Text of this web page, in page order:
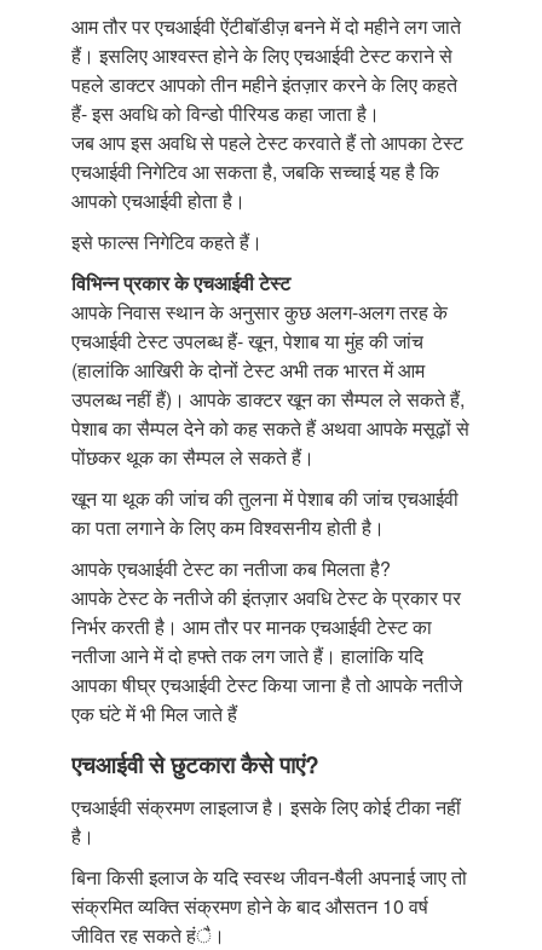
आम तौर पर एचआईवी ऐंटीबॉडीज़ बनने में दो महीने लग जाते
हैं। इसलिए आश्वस्त होने के लिए एचआईवी टेस्ट कराने से
पहले डाक्टर आपको तीन महीने इंतज़ार करने के लिए कहते
हैं- इस अवधि को विन्डो पीरियड कहा जाता है।
जब आप इस अवधि से पहले टेस्ट करवाते हैं तो आपका टेस्ट
एचआईवी निगेटिव आ सकता है, जबकि सच्चाई यह है कि
आपको एचआईवी होता है।
इसे फाल्स निगेटिव कहते हैं।
विभिन्न प्रकार के एचआईवी टेस्ट
आपके निवास स्थान के अनुसार कुछ अलग-अलग तरह के
एचआईवी टेस्ट उपलब्ध हैं- खून, पेशाब या मुंह की जांच
(हालांकि आखिरी के दोनों टेस्ट अभी तक भारत में आम
उपलब्ध नहीं हैं)। आपके डाक्टर खून का सैम्पल ले सकते हैं,
पेशाब का सैम्पल देने को कह सकते हैं अथवा आपके मसूढ़ों से
पोंछकर थूक का सैम्पल ले सकते हैं।
खून या थूक की जांच की तुलना में पेशाब की जांच एचआईवी
का पता लगाने के लिए कम विश्वसनीय होती है।
आपके एचआईवी टेस्ट का नतीजा कब मिलता है?
आपके टेस्ट के नतीजे की इंतज़ार अवधि टेस्ट के प्रकार पर
निर्भर करती है। आम तौर पर मानक एचआईवी टेस्ट का
नतीजा आने में दो हफ्ते तक लग जाते हैं। हालांकि यदि
आपका षीघ्र एचआईवी टेस्ट किया जाना है तो आपके नतीजे
एक घंटे में भी मिल जाते हैं
एचआईवी से छुटकारा कैसे पाएं?
एचआईवी संक्रमण लाइलाज है। इसके लिए कोई टीका नहीं
है।
बिना किसी इलाज के यदि स्वस्थ जीवन-षैली अपनाई जाए तो
संक्रमित व्यक्ति संक्रमण होने के बाद औसतन 10 वर्ष
जीवित रह सकते हंै।